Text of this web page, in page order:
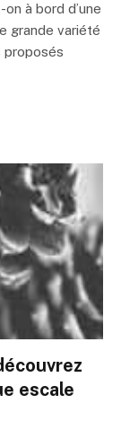
à bord d’une
grande variété
escale